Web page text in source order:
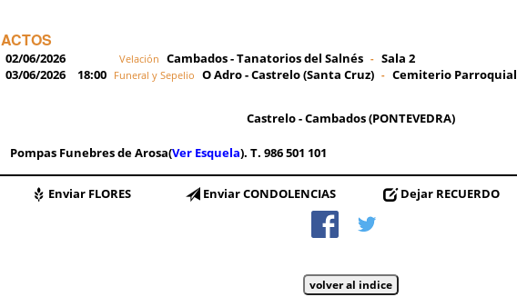
ACTOS
02/06/2026 Velación Cambados - Tanatorios del Salnés - Sala 2
03/06/2026
18:00 Funeral y Sepelio O Adro - Castrelo (Santa Cruz) - Cemiterio Parroquial
Castrelo - Cambados (PONTEVEDRA)
Pompas Funebres de Arosa(Ver Esquela). T. 986 501 101
Enviar FLORES Enviar CONDOLENCIAS Dejar RECUERDO